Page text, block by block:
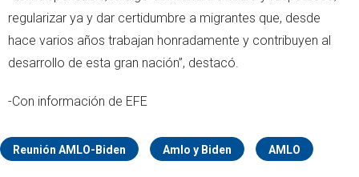
regularizar ya y dar certidumbre a migrantes que, desde
hace varios años trabajan honradamente y contribuyen al
desarrollo de esta gran nación”, destacó.
-Con información de EFE
Reunión AMLO-Biden Amlo y Biden AMLO